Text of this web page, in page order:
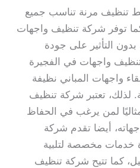
تنظيف مرنة تناسب جميع
كما توفر شركة تنظيف واجهات
التأثير على جودة
واجهات في الفجيرة
واجهات المباني نظيفة
لذلك، تعتبر شركة تنظيف
لمن يرغب في الحفاظ
أيضا تقدم شركة
خدمات مخصصة لتلبية
كما تتيح شركة تنظيف